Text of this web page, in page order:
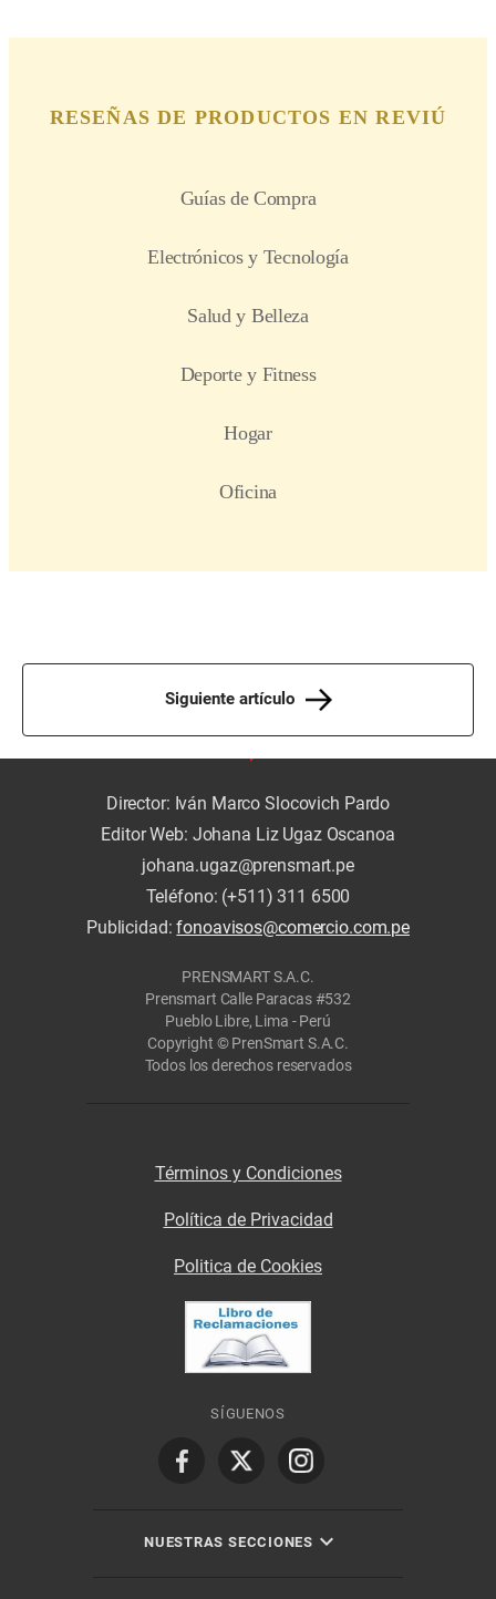
Siguiente artículo
Director: Iván Marco Slocovich Pardo
Editor Web: Johana Liz Ugaz Oscanoa
johana.ugaz@prensmart.pe
Teléfono: (+511) 311 6500
Publicidad:fonoavisos@comercio.com.pe
PRENSMART S.A.C.
Prensmart Calle Paracas #532
Pueblo Libre, Lima - Perú
Copyright © PrenSmart S.A.C.
Todos los derechos reservados
Términos y Condiciones
Política de Privacidad
Politica de Cookies
SÍGUENOS
NUESTRAS SECCIONES